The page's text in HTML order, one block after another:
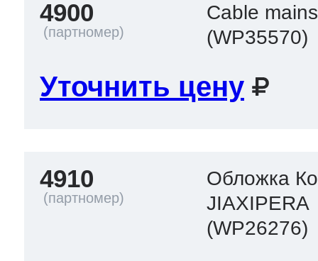
4900
Cable
(WP35570)
Уточнить цену
4910
Обложка
JIAXIPERA
(WP26276)